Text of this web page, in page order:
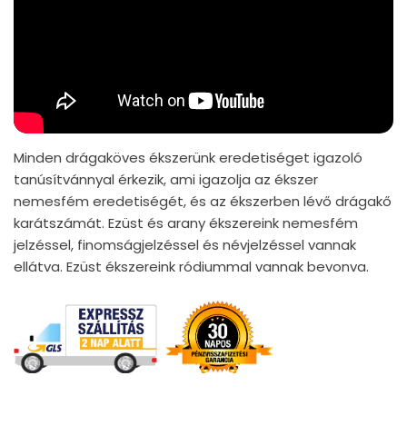
Minden drágaköves ékszerünk eredetiséget igazoló
tanúsítvánnyal érkezik, ami igazolja az ékszer
nemesfém eredetiségét, és az ékszerben lévő drágakő
karátszámát. Ezüst és arany ékszereink nemesfém
jelzéssel, finomságjelzéssel és névjelzéssel vannak
ellátva. Ezüst ékszereink ródiummal vannak bevonva.